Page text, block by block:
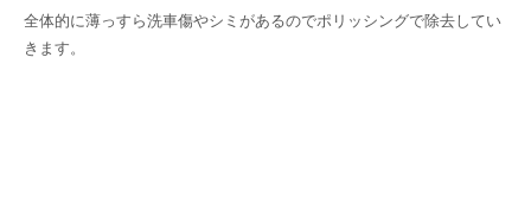
全体的に薄っすら洗車傷やシミがあるのでポリッシングで除去してい
きます。